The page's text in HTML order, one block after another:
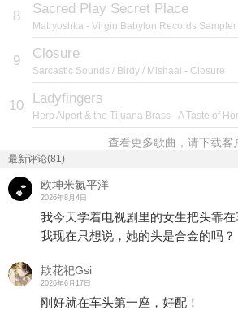
8 Sacred Play Secret Place
Matryoshka - Virgin Babylon Records
9 Closure
Sarcastic Sounds / Birdy / Mishaal - Closure
10 Ladyfingers
Herb Alpert & the Tijuana Brass - A Taste of
查看更多歌曲，请下载客
最新评论(81)
欧坤米氮平洋
2026年8月4日
我今天学着电视剧里的女生把头靠
我现在只想说，她的头是合金的吗？
欺花祀Gsi
2026年6月17日
刚好就在车头第一座，好配！